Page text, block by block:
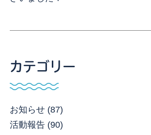
カテゴリー
お知らせ (87)
活動報告 (90)